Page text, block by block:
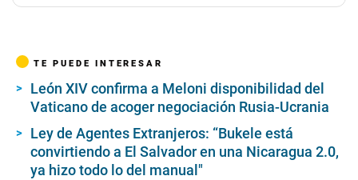
TE PUEDE INTERESAR
León XIV confirma a Meloni disponibilidad del
Vaticano de acoger negociación Rusia-Ucrania
Ley de Agentes Extranjeros: “Bukele está
convirtiendo a El Salvador en una Nicaragua 2.0,
ya hizo todo lo del manual″